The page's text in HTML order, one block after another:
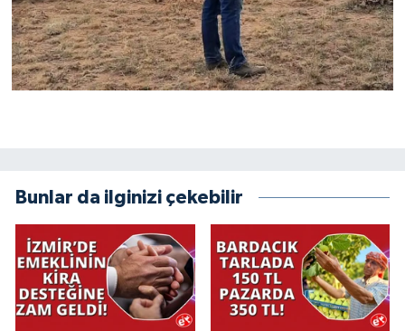
Bunlar da ilginizi çekebilir